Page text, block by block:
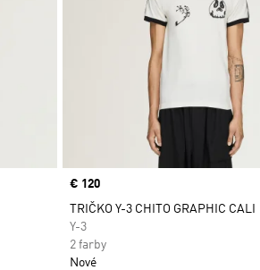
Price
€ 120
TRIČKO Y-3 CHITO GRAPHIC CALI
Y-3
2 farby
Nové